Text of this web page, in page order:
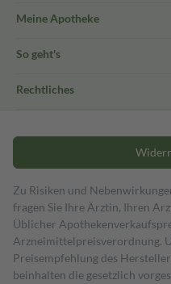
Meine Apotheke
So geht's
Rechtliches
Zu Risiken und
fragen Sie Ihre Ärztin, Ihren
Üblicher
Arzneimittelpreisverordnung.
Preisempfehlung des
beinhalten die gesetzlich